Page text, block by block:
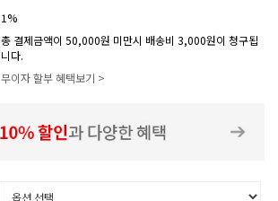
1%
총 결제금액이 50,000원 미만시 배송비 3,000원이 청구됩
니다.
무이자 할부 혜택보기 >